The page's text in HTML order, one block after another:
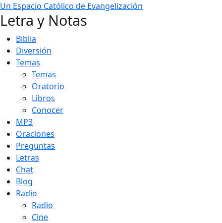
Un Espacio Católico de Evangelización
Letra y Notas
Biblia
Diversión
Temas
Temas
Oratorio
Libros
Conocer
MP3
Oraciones
Preguntas
Letras
Chat
Blog
Radio
Radio
Cine